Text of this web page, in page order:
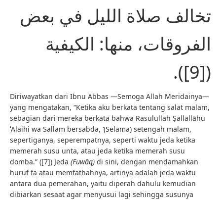
تخالف صلاة الليل في بعض
الفروقات، منها: الكيفية
([9]).
Diriwayatkan dari Ibnu Abbas —Semoga Allah Meridainya—
yang mengatakan, “Ketika aku berkata tentang salat malam,
sebagian dari mereka berkata bahwa Rasulullah Ṣallallāhu
ʿAlaihi wa Sallam bersabda, ‘(Selama) setengah malam,
sepertiganya, seperempatnya, seperti waktu jeda ketika
memerah susu unta, atau jeda ketika memerah susu
domba.” ([7]) Jeda (Fuwāq) di sini, dengan mendamahkan
huruf fa atau memfathahnya, artinya adalah jeda waktu
antara dua pemerahan, yaitu diperah dahulu kemudian
dibiarkan sesaat agar menyusui lagi sehingga susunya